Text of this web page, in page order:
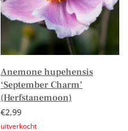
Anemone hupehensis
‘September Charm’
(Herfstanemoon)
€2,99